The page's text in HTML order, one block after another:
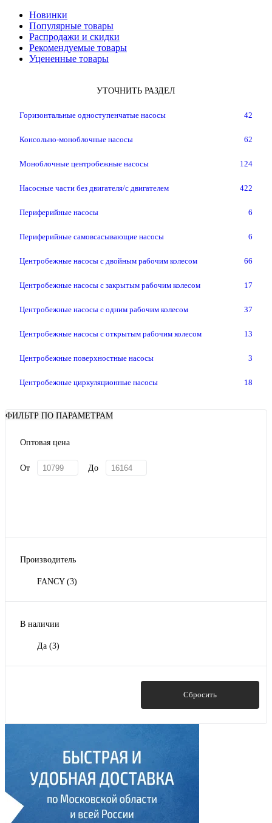
Новинки
Популярные товары
Распродажи и скидки
Рекомендуемые товары
Уцененные товары
УТОЧНИТЬ РАЗДЕЛ
Горизонтальные одноступенчатые насосы 42
Консольно-моноблочные насосы 62
Моноблочные центробежные насосы 124
Насосные части без двигателя/с двигателем 422
Периферийные насосы 6
Периферийные самовсасывающие насосы 6
Центробежные насосы с двойным рабочим колесом 66
Центробежные насосы с закрытым рабочим колесом 17
Центробежные насосы с одним рабочим колесом 37
Центробежные насосы с открытым рабочим колесом 13
Центробежные поверхностные насосы 3
Центробежные циркуляционные насосы 18
ФИЛЬТР ПО ПАРАМЕТРАМ
Оптовая цена
От До
Производитель
FANCY (3)
В наличии
Да (3)
Сбросить